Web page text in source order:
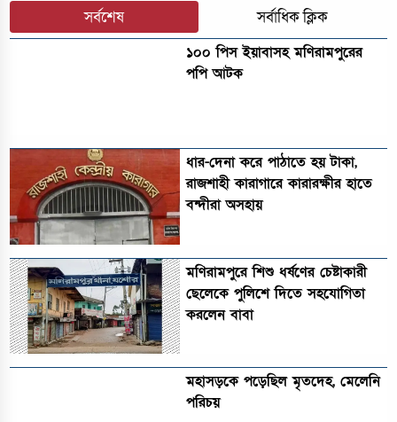
সর্বশেষ সর্বাধিক ক্লিক
১০০ পিস ইয়াবাসহ মণিরামপুরের
পপি আটক
ধার-দেনা করে পাঠাতে হয় টাকা,
রাজশাহী কারাগারে কারারক্ষীর হাতে
বন্দীরা অসহায়
মণিরামপুরে শিশু ধর্ষণের চেষ্টাকারী
ছেলেকে পুলিশে দিতে সহযোগিতা
করলেন বাবা
মহাসড়কে পড়েছিল মৃতদেহ, মেলেনি
পরিচয়